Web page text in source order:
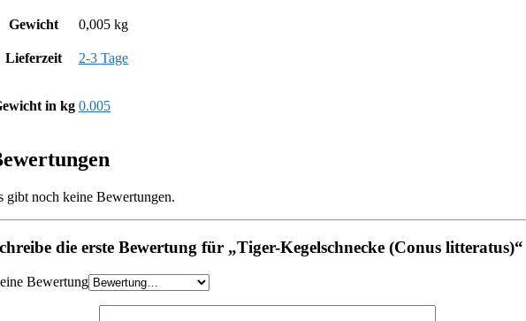
Gewicht 0,005 kg
Lieferzeit 2-3 Tage
in kg 0.005
gibt noch keine Bewertungen.
die erste Bewertung für „Tiger-Kegelschnecke (Conus litteratus)“
Bewertung